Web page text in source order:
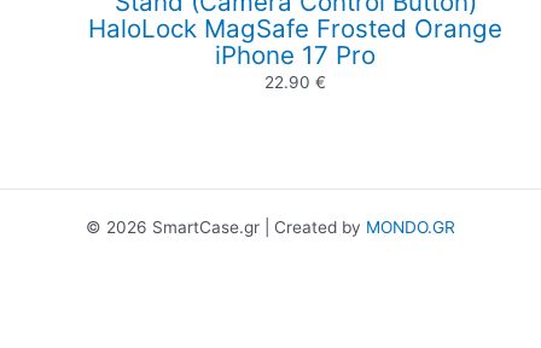
HaloLock MagSafe Frosted Orange
iPhone 17 Pro
22.90€
© 2026 SmartCase.gr | Created by MONDO.GR